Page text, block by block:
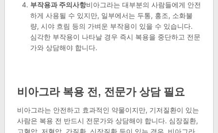
부작용과 주의사항비아그라는 대부분의 사람들에게 안전
하게 사용될 수 있지만, 일부에서는 두통, 홍조, 소화불
량, 시야 흐림 등의 가벼운 부작용이 있을 수 있습니다.
심각한 부작용이 나타날 경우 즉시 복용을 중단하고 전문
가와 상담해야 합니다.
비아그라 복용 전, 전문가 상담 필요
비아그라는 안전하고 효과적인 약물이지만, 기저질환이 있는
사람은 복용 전 반드시 전문가와 상담해야 합니다. 심장질환,
고혈압, 저혈압, 간질환, 신장질환 등이 있는 경우, 비아그라